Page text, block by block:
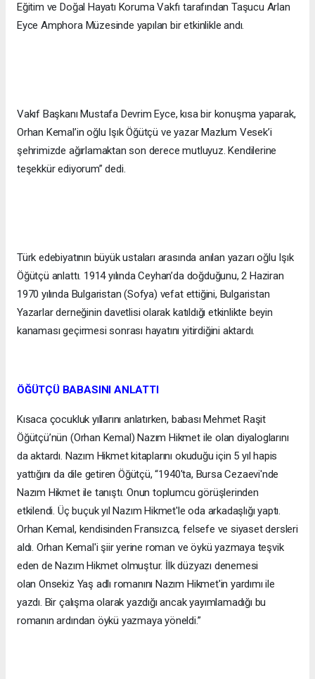
Eğitim ve Doğal Hayatı Koruma Vakfı tarafından Taşucu Arlan
Eyce Amphora Müzesinde yapılan bir etkinlikle andı.
Vakıf Başkanı Mustafa Devrim Eyce, kısa bir konuşma yaparak,
Orhan Kemal’in oğlu Işık Öğütçü ve yazar Mazlum Vesek’i
şehrimizde ağırlamaktan son derece mutluyuz. Kendilerine
teşekkür ediyorum” dedi.
Türk edebiyatının büyük ustaları arasında anılan yazarı oğlu Işık
Öğütçü anlattı. 1914 yılında Ceyhan’da doğduğunu, 2 Haziran
1970 yılında Bulgaristan (Sofya) vefat ettiğini, Bulgaristan
Yazarlar derneğinin davetlisi olarak katıldığı etkinlikte beyin
kanaması geçirmesi sonrası hayatını yitirdiğini aktardı.
ÖĞÜTÇÜ BABASINI ANLATTI
Kısaca çocukluk yıllarını anlatırken, babası Mehmet Raşit
Öğütçü’nün (Orhan Kemal) Nazım Hikmet ile olan diyaloglarını
da aktardı. Nazım Hikmet kitaplarını okuduğu için 5 yıl hapis
yattığını da dile getiren Öğütçü, “1940'ta, Bursa Cezaevi'nde
Nazım Hikmet ile tanıştı. Onun toplumcu görüşlerinden
etkilendi. Üç buçuk yıl Nazım Hikmet'le oda arkadaşlığı yaptı.
Orhan Kemal, kendisinden Fransızca, felsefe ve siyaset dersleri
aldı. Orhan Kemal'i şiir yerine roman ve öykü yazmaya teşvik
eden de Nazım Hikmet olmuştur. İlk düzyazı denemesi
olan Onsekiz Yaş adlı romanını Nazım Hikmet'in yardımı ile
yazdı. Bir çalışma olarak yazdığı ancak yayımlamadığı bu
romanın ardından öykü yazmaya yöneldi.”